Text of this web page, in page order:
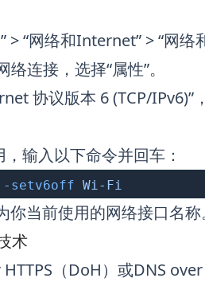
> “网络和Internet” > “网络
连接，选择“属性”。
协议版本 6 (TCP/IPv6)”，
，输入以下命令并回车：
-setv6off Wi-Fi
你当前使用的网络接口名称
术
（DoH）或DNS